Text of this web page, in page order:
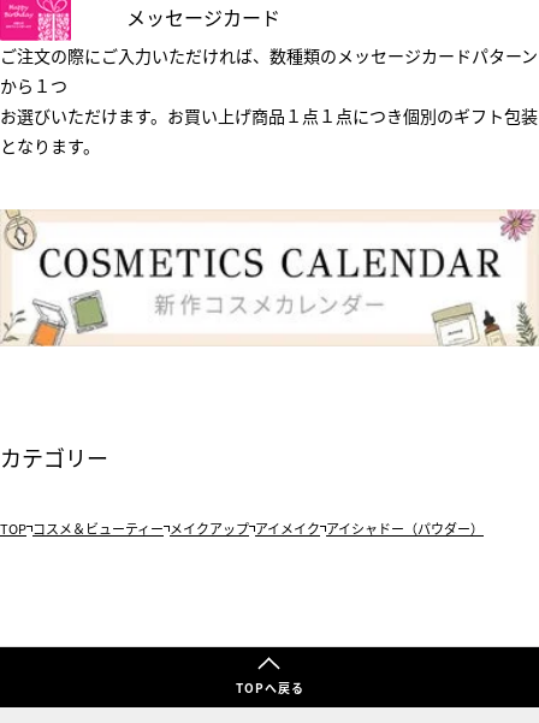
メッセージカード
ご注文の際にご入力いただければ、数種類のメッセージカードパターン
から１つ
お選びいただけます。お買い上げ商品１点１点につき個別のギフト包装
となります。
カテゴリー
TOP コスメ＆ビューティー メイクアップ アイメイク アイシャドー（パウダー）
TOPへ戻る